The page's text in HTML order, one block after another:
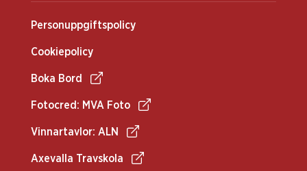
Personuppgiftspolicy
Cookiepolicy
Boka Bord
Fotocred: MVA Foto
Vinnartavlor: ALN
Axevalla Travskola